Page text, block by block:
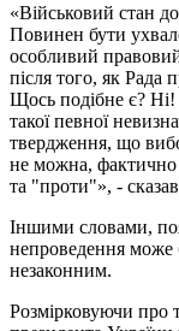
«Військовий стан
Повинен бути
особливий
після того, як Рада
Щось подібне є? Ні!
такої певної
твердження, що
не можна, фактично
та "проти"», -
Іншими словами,
непроведення може
незаконним.
Розмірковуючи про